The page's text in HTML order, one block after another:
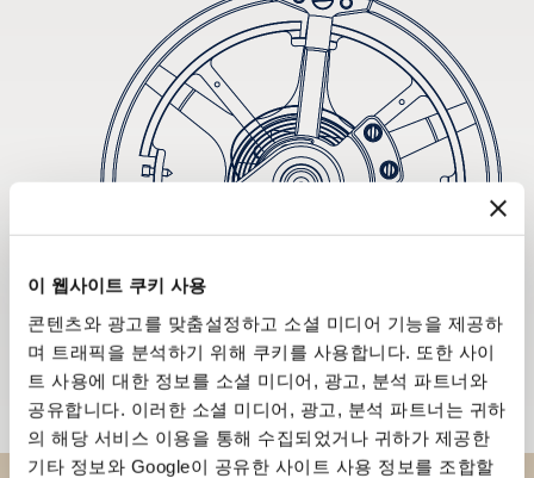
이 웹사이트 쿠키 사용
콘텐츠와 광고를 맞춤설정하고 소셜 미디어 기능을 제공하
며 트래픽을 분석하기 위해 쿠키를 사용합니다. 또한 사이
트 사용에 대한 정보를 소셜 미디어, 광고, 분석 파트너와
공유합니다. 이러한 소셜 미디어, 광고, 분석 파트너는 귀하
의 해당 서비스 이용을 통해 수집되었거나 귀하가 제공한
기타 정보와 Google이 공유한 사이트 사용 정보를 조합할